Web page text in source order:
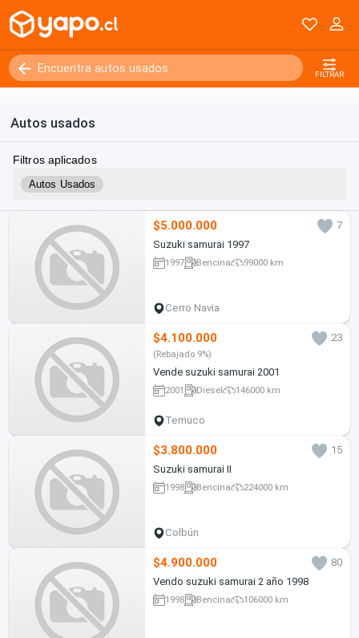
FILTRAR
Autos usados
Filtros aplicados
Autos Usados
$5.000.000
7
Suzuki samurai 1997
1997 Bencina 99000 km
Cerro Navia
$4.100.000 23
(Rebajado 9%)
Vende suzuki samurai 2001
2001 Diesel 146000 km
Temuco
$3.800.000
15
Suzuki samurai II
1998 Bencina 224000 km
Colbún
$4.900.000
80
Vendo suzuki samurai 2 año 1998
1998 Bencina 106000 km